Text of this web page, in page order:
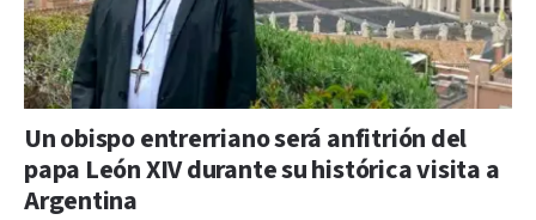
Un obispo entrerriano será anfitrión del
papa León XIV durante su histórica visita a
Argentina